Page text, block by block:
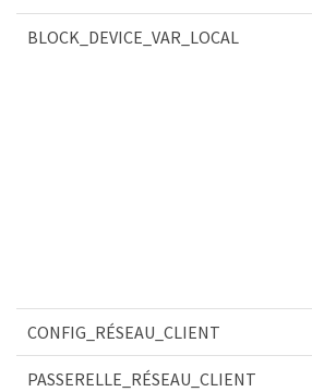
BLOCK_DEVICE_VAR_LOCAL
CONFIG_RÉSEAU_CLIENT
PASSERELLE_RÉSEAU_CLIENT